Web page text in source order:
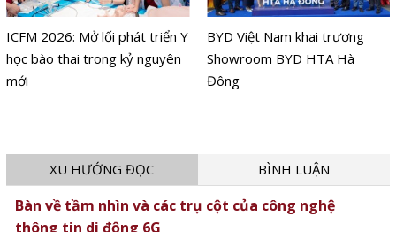
ICFM 2026: Mở lối phát triển Y
học bào thai trong kỷ nguyên
mới
BYD Việt Nam khai trương
Showroom BYD HTA Hà
Đông
XU HƯỚNG ĐỌC BÌNH LUẬN
Bàn về tầm nhìn và các trụ cột của công nghệ
thông tin di động 6G